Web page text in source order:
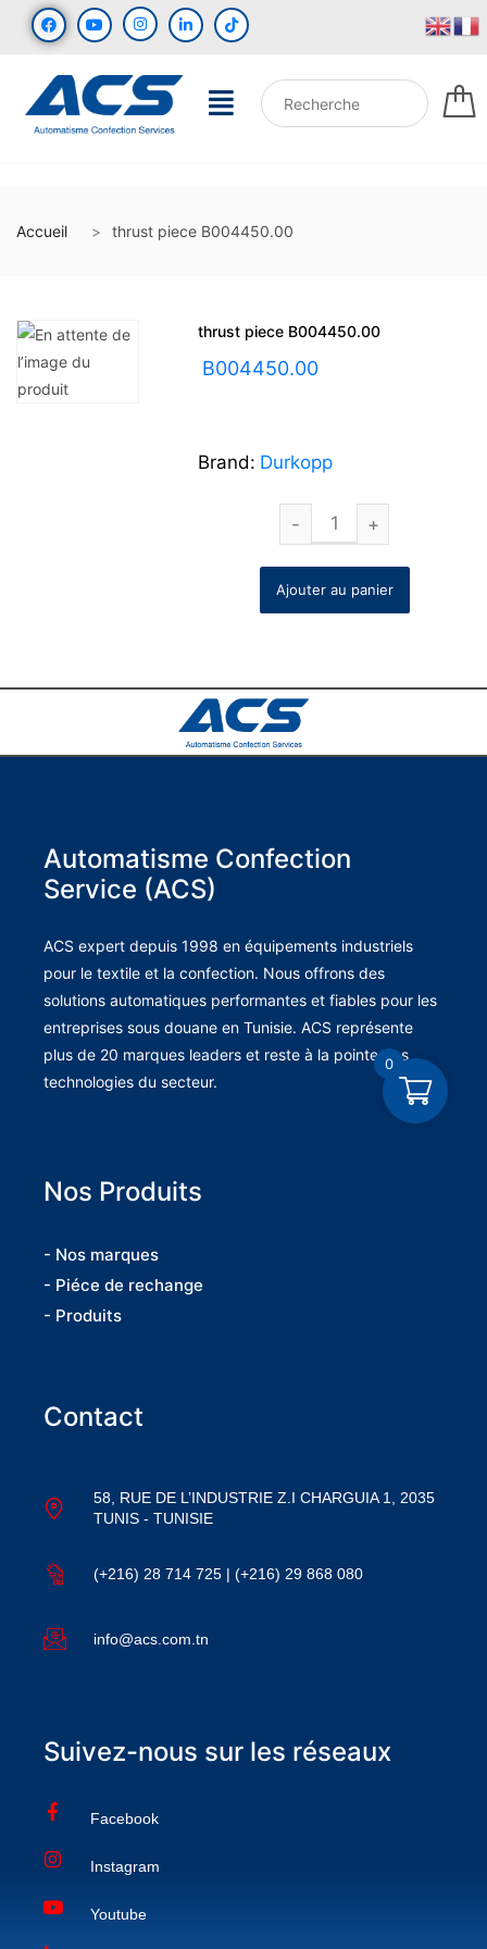
Accueil thrust piece B004450.00
thrust piece B004450.00
B004450.00
Brand: Durkopp
Ajouter au panier
Automatisme Confection
Service (ACS)
ACS expert depuis 1998 en équipements industriels
pour le textile et la confection. Nous offrons des
solutions automatiques performantes et fiables pour les
entreprises sous douane en Tunisie. ACS représente
plus de 20 marques leaders et reste à la pointe des
technologies du secteur.
Nos Produits
- Nos marques
- Piéce de rechange
- Produits
Contact
58, RUE DE L’INDUSTRIE Z.I CHARGUIA 1, 2035
TUNIS - TUNISIE
(+216) 28 714 725 | (+216) 29 868 080
info@acs.com.tn
Suivez-nous sur les réseaux
Facebook
Instagram
Youtube
0